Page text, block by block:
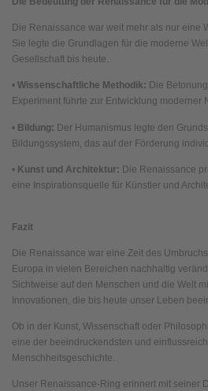
Die Renaissance war weit mehr als nur eine
Sie legte die Grundlagen für die moderne
Gesellschaft bis heute.
• Wissenschaftliche Methodik: Die
Experiment führte zur Entwicklung moderner
• Bildung: Der Humanismus legte den
Bildungssystem, das auf der Förderung
• Kunst und Architektur: Die Renaissance
eine Inspirationsquelle für Künstler und
Fazit
Die Renaissance war eine Zeit des
Europa in vielen Bereichen nachhaltig
Sichtweise auf den Menschen und die Welt
Innovationen, die bis heute unser Leben
Ob in der Kunst, Wissenschaft oder
eine der beeindruckendsten und
Menschheitsgeschichte.
Unser Renaissance-Ring erinnert mit seiner